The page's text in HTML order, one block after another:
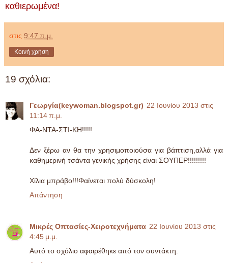
καθιερωμένα!
στις 9:47 π.μ.
Κοινή χρήση
19 σχόλια:
Γεωργία(keywoman.blogspot.gr) 22 Ιουνίου 2013 στις
11:14 π.μ.
ΦΑ-ΝΤΑ-ΣΤΙ-ΚΗ!!!!!
Δεν ξέρω αν θα την χρησιμοποιούσα για βάπτιση,αλλά για
καθημερινή τσάντα γενικής χρήσης είναι ΣΟΥΠΕΡ!!!!!!!!!
Χίλια μπράβο!!!Φαίνεται πολύ δύσκολη!
Απάντηση
Μικρές Οπτασίες-Χειροτεχνήματα 22 Ιουνίου 2013 στις
4:45 μ.μ.
Αυτό το σχόλιο αφαιρέθηκε από τον συντάκτη.